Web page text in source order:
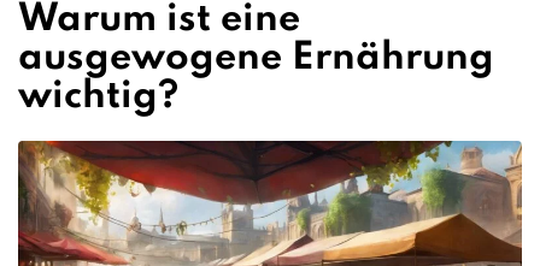
Warum ist eine
ausgewogene Ernährung
wichtig?